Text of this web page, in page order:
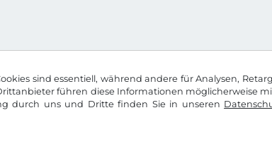
sind essentiell, während andere für Analysen,
führen diese Informationen möglicherweise
durch uns und Dritte finden Sie in unseren